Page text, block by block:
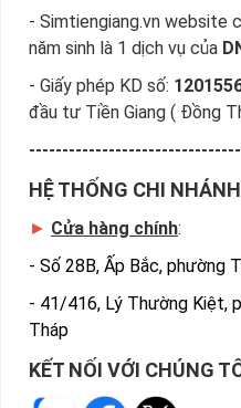
- Simtiengiang.vn website
năm sinh là 1 dịch vụ của
- Giấy phép KD số:
đầu tư Tiền Giang ( Đồng
HỆ THỐNG CHI
► Cửa hàng chính:
- Số 28B, Ấp Bắc, phường
- 41/416, Lý Thường Kiệt,
Tháp
KẾT NỐI VỚI CHÚNG